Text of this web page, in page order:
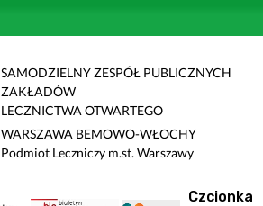
SAMODZIELNY ZESPÓŁ PUBLICZNYCH
ZAKŁADÓW
LECZNICTWA OTWARTEGO
WARSZAWA BEMOWO-WŁOCHY
Podmiot Leczniczy m.st. Warszawy
Czcionka